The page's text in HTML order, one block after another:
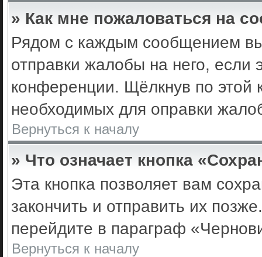
» Как мне пожаловаться на
Рядом с каждым сообщением вы
отправки жалобы на него,
конференции. Щёлкнув по этой
необходимых для оправки
Вернуться к началу
» Что означает кнопка
Эта кнопка позволяет вам
закончить и отправить их
перейдите в параграф
Вернуться к началу